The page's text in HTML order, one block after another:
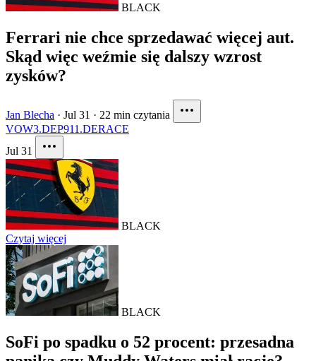
BLACK
Ferrari nie chce sprzedawać więcej aut.
Skąd więc weźmie się dalszy wzrost
zysków?
Jan Blecha · Jul 31 · 22 min czytania
VOW3.DEP911.DERACE
Jul 31
BLACK
Czytaj więcej
BLACK
SoFi po spadku o 52 procent: przesadna